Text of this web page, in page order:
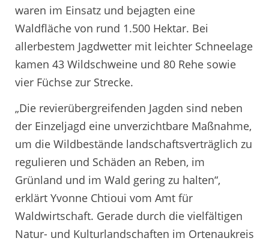
waren im Einsatz und bejagten eine
Waldfläche von rund 1.500 Hektar. Bei
allerbestem Jagdwetter mit leichter Schneelage
kamen 43 Wildschweine und 80 Rehe sowie
vier Füchse zur Strecke.
„Die revierübergreifenden Jagden sind neben
der Einzeljagd eine unverzichtbare Maßnahme,
um die Wildbestände landschaftsverträglich zu
regulieren und Schäden an Reben, im
Grünland und im Wald gering zu halten“,
erklärt Yvonne Chtioui vom Amt für
Waldwirtschaft. Gerade durch die vielfältigen
Natur- und Kulturlandschaften im Ortenaukreis